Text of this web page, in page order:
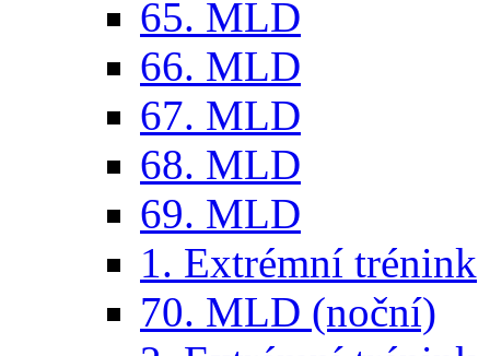
65. MLD
66. MLD
67. MLD
68. MLD
69. MLD
1. Extrémní trénink
70. MLD (noční)